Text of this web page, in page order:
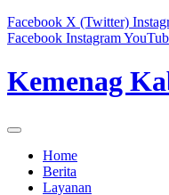
Facebook X (Twitter)
Facebook Instagram
Kemenag
Home
Berita
Layanan